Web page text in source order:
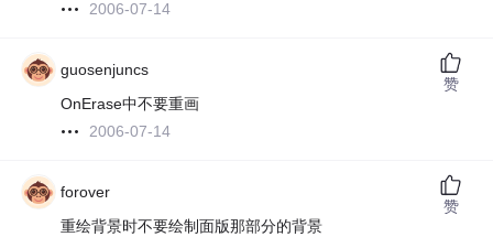
2006-07-14
guosenjuncs
OnErase中不要重画
2006-07-14
赞
forover
重绘背景时不要绘制面版那部分的背景
赞